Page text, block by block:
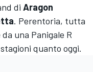
di Aragon
. Perentoria, tutta
una Panigale R
quanto oggi.